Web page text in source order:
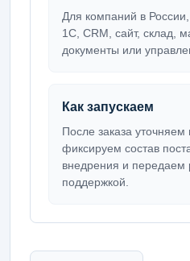
Для компаний в России,
1С, CRM, сайт, склад,
документы или
Как запускаем
После заказа уточняем
фиксируем состав
внедрения и передаем
поддержкой.